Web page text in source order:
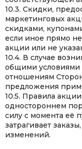
10.3. Скидки,
маркетинговых
скидками,
если иное прямо
акции или не
10.4. В случае
общими
отношениям
предложения
10.5. Правила
одностороннем
силу с момента её
затрагивает
изменений.